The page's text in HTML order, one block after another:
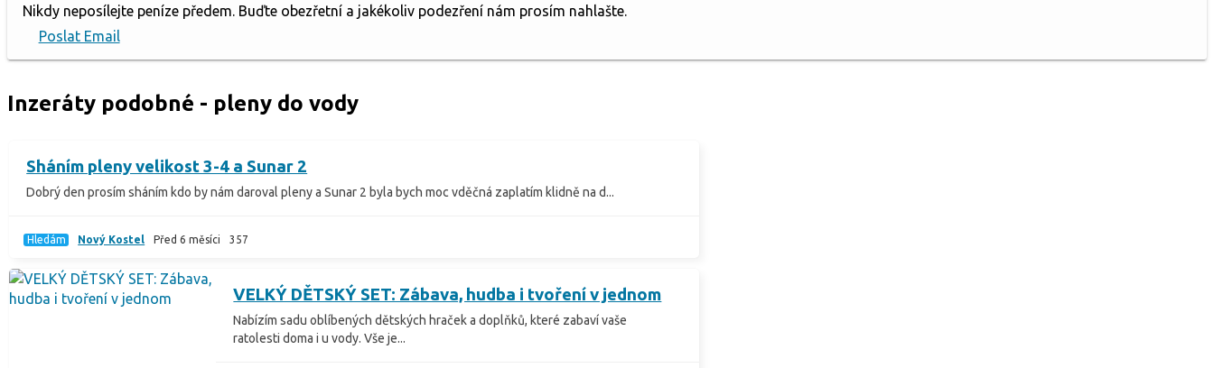
Nikdy neposílejte peníze předem. Buďte obezřetní a jakékoliv podezření nám prosím nahlašte.
Poslat Email
Inzeráty podobné - pleny do vody
Sháním pleny velikost 3-4 a Sunar 2
Dobrý den prosím sháním kdo by nám daroval pleny a Sunar 2 byla bych moc vděčná zaplatím klidně na d...
Hledám Nový Kostel Před 6 měsíci 357
VELKÝ DĚTSKÝ SET: Zábava, hudba i tvoření v jednom
Nabízím sadu oblíbených dětských hraček a doplňků, které zabaví vaše
ratolesti doma i u vody. Vše je...